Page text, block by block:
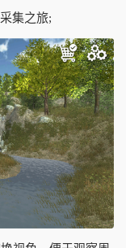
集之旅;